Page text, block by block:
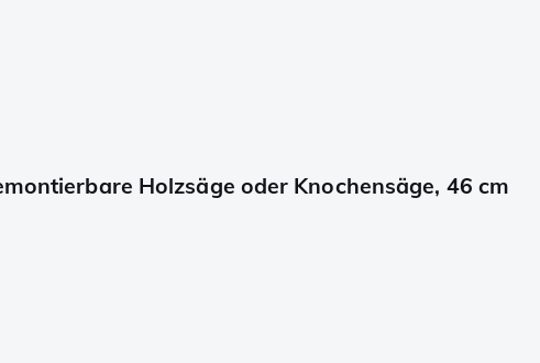
Holzsäge oder Knochensäge, 46 cm